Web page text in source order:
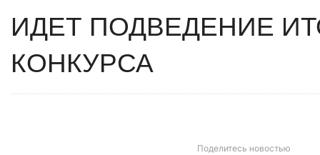
ИДЕТ ПОДВЕДЕНИЕ
КОНКУРСА
Поделитесь новостью